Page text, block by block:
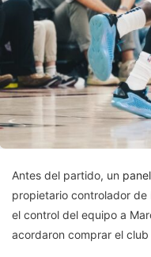
Antes del partido, un
propietario controlador de
el control del equipo a
acordaron comprar el